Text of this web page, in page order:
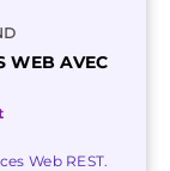
WEB AVEC
Web REST.